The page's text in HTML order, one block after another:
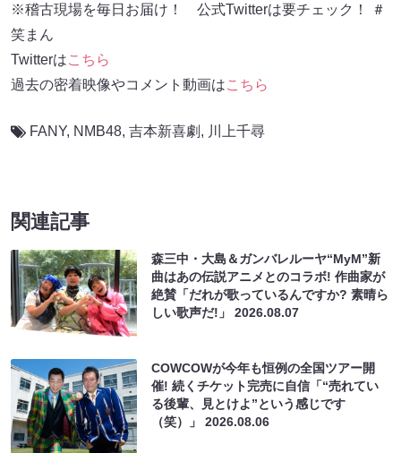
※稽古現場を毎日お届け！ 公式Twitterは要チェック！ ＃
笑まん
Twitterはこちら
過去の密着映像やコメント動画はこちら
FANY, NMB48, 吉本新喜劇 , 川上千尋
関連記事
森三中・大島＆ガンバレルーヤ“MyM”新
曲はあの伝説アニメとのコラボ! 作曲家が
絶賛「だれが歌っているんですか? 素晴ら
しい歌声だ!」2026.08.07
COWCOWが今年も恒例の全国ツアー開
催! 続くチケット完売に自信「“売れてい
る後輩、見とけよ”という感じです
（笑）」2026.08.06